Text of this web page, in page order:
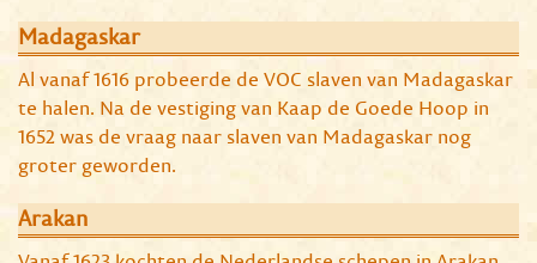
Madagaskar
Al vanaf 1616 probeerde de VOC slaven van Madagaskar
te halen. Na de vestiging van Kaap de Goede Hoop in
1652 was de vraag naar slaven van Madagaskar nog
groter geworden.
Arakan